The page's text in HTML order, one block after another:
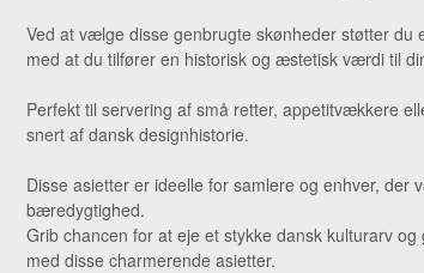
Ved at vælge disse genbrugte skønheder støtter
med at du tilfører en historisk og æstetisk værdi til
Perfekt til servering af små retter, appetitvækkere
snert af dansk designhistorie.
Disse asietter er ideelle for samlere og enhver,
bæredygtighed.
Grib chancen for at eje et stykke dansk kulturarv
med disse charmerende asietter.